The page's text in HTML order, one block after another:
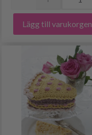
Lägg till varukorgen